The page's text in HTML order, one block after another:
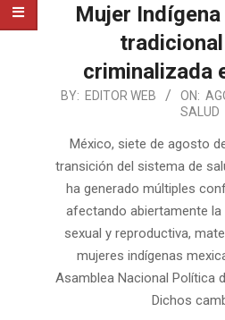
Mujer
criminalizada
2025-
BY: EDITOR WEB ON:
SALUD
México, siete de agosto
transición del sistema de
ha generado múltiples
afectando abiertamente la
sexual y reproductiva,
mujeres indígenas
Asamblea Nacional Política
Dichos